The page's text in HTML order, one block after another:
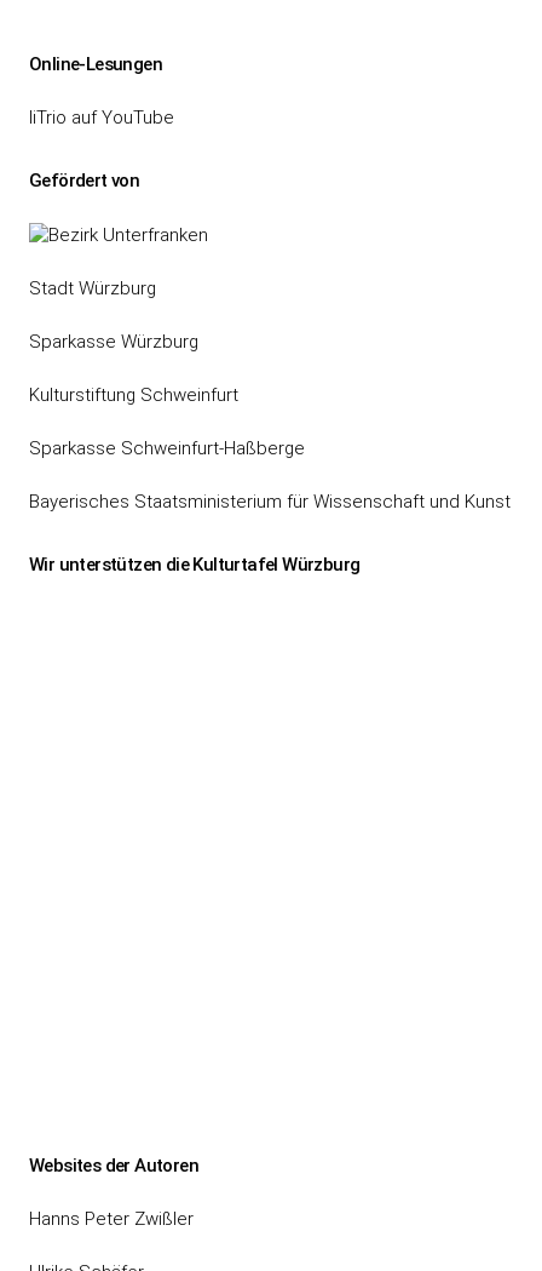
Online-Lesungen
liTrio auf YouTube
Gefördert von
Stadt Würzburg
Sparkasse Würzburg
Kulturstiftung Schweinfurt
Sparkasse Schweinfurt-Haßberge
Bayerisches Staatsministerium für Wissenschaft und Kunst
Wir unterstützen die Kulturtafel Würzburg
Websites der Autoren
Hanns Peter Zwißler